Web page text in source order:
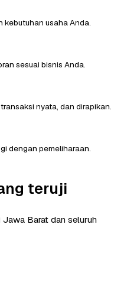
kebutuhan usaha Anda.
sesuai bisnis Anda.
nyata, dan dirapikan.
dengan pemeliharaan.
teruji
Barat dan seluruh